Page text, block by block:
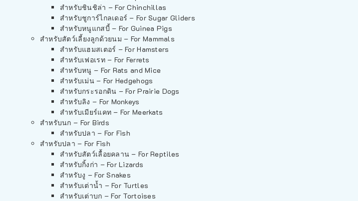
สำหรับชินชิล่า – For Chinchillas
สำหรับชูการ์ไกลเดอร์ – For Sugar Gliders
สำหรับหนูแกสบี้ – For Guinea Pigs
สำหรับสัตว์เลี้ยงลูกด้วยนม – For Mammals
สำหรับแฮมสเตอร์ – For Hamsters
สำหรับเฟอเรท – For Ferrets
สำหรับหนู – For Rats and Mice
สำหรับเม่น – For Hedgehogs
สำหรับกระรอกดิน – For Prairie Dogs
สำหรับลิง – For Monkeys
สำหรับเมียร์แคท – For Meerkats
สำหรับนก – For Birds
สำหรับปลา – For Fish
สำหรับปลา – For Fish
สำหรับสัตว์เลื้อยคลาน – For Reptiles
สำหรับกิ้งก่า – For Lizards
สำหรับงู – For Snakes
สำหรับเต่าน้ำ – For Turtles
สำหรับเต่าบก – For Tortoises